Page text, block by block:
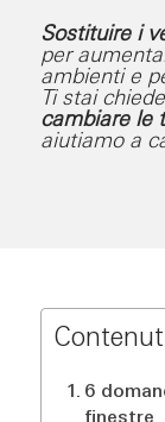
Sostituire i
per
ambienti e
Ti stai
cambiare le
aiutiamo a
6